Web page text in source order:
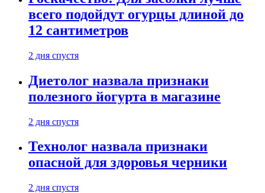
всего подойдут огурцы длиной до
12 сантиметров
2 дня спустя
Диетолог назвала признаки
полезного йогурта в магазине
2 дня спустя
Технолог назвала признаки
опасной для здоровья черники
2 дня спустя